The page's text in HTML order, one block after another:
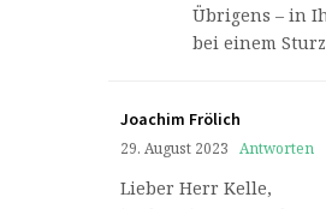
Übrigens – in
bei einem
Joachim Frölich
29. August 2023 Antworten
Lieber Herr Kelle,